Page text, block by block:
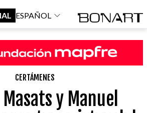
ESPAÑOL
CERTÁMENES
y Manuel